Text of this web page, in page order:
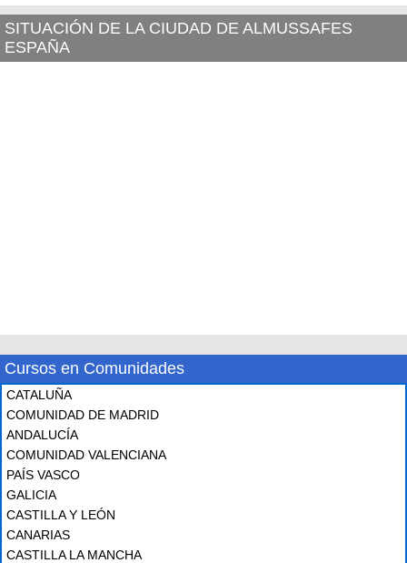
SITUACIÓN DE LA CIUDAD DE ALMUSSAFES
ESPAÑA
Cursos en Comunidades
CATALUÑA
COMUNIDAD DE MADRID
ANDALUCÍA
COMUNIDAD VALENCIANA
PAÍS VASCO
GALICIA
CASTILLA Y LEÓN
CANARIAS
CASTILLA LA MANCHA